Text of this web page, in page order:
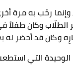
رحّب به مرة
الطلّاب وكان
وكان قد أحضر
التي